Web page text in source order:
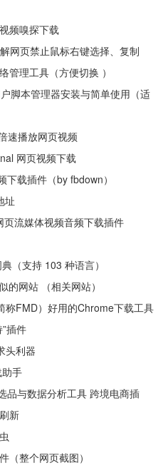
法
频嗅探下载
网页禁止鼠标右键选择、复制
管理工具（方便切换 ）
脚本管理器安装与简单使用（适
速播放网页视频
网页视频下载
载插件（by fbdown）
址
流媒体视频音频下载插件
（支持 103 种语言）
的网站 （相关网站）
FMD）好用的Chrome下载工具
插件
头利器
手
品与数据分析工具 跨境电商插
新
（整个网页截图）